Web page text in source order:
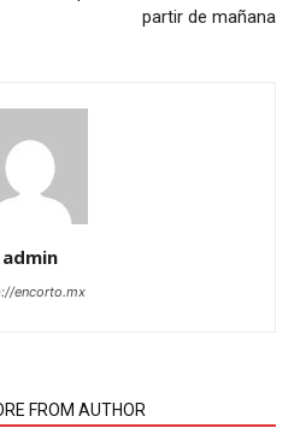
partir de mañana
admin
encorto.mx
FROM AUTHOR